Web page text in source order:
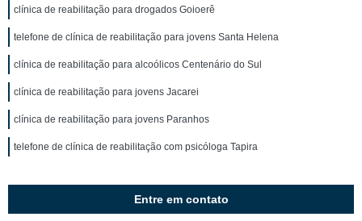
clínica de reabilitação para drogados Goioerê
telefone de clínica de reabilitação para jovens Santa Helena
clínica de reabilitação para alcoólicos Centenário do Sul
clínica de reabilitação para jovens Jacarei
clínica de reabilitação para jovens Paranhos
telefone de clínica de reabilitação com psicóloga Tapira
Entre em contato